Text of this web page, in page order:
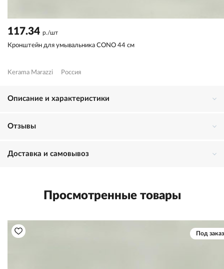
117.34 р./шт
Кронштейн для умывальника CONO 44 см
Kerama Marazzi Россия
Описание и характеристики
Отзывы
Доставка и самовывоз
Просмотренные товары
Под заказ